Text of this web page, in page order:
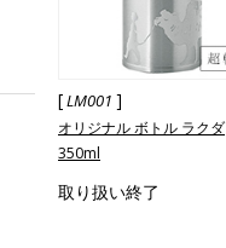
[LM001 ]
オリジナル ボトル ラクダ
350ml
取り扱い終了